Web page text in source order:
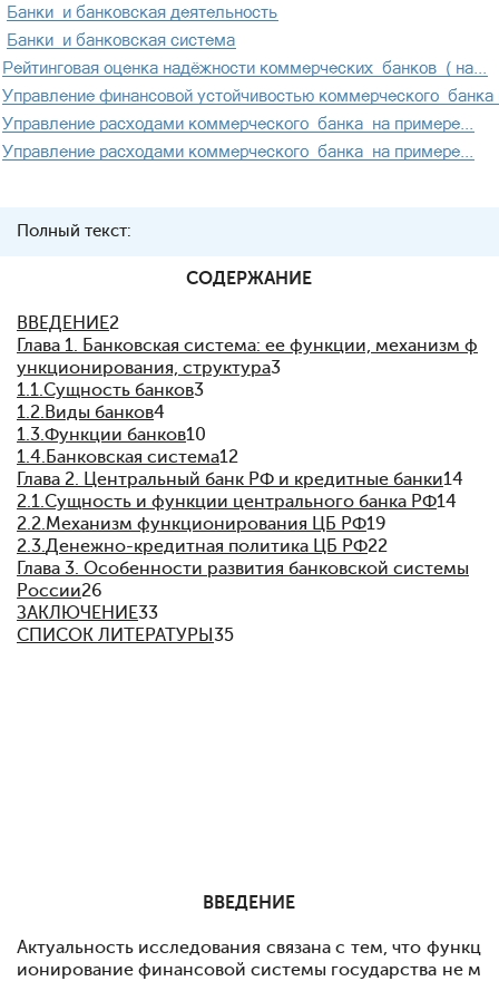
Полный текст:
СОДЕРЖАНИЕ
ВВЕДЕНИЕ2
Глава 1. Банковская система: ее функции, механизм ф
ункционирования, структура3
1.1.Сущность банков3
1.2. Виды банков4
1.3.Функции банков10
1.4. Банковская система12
Глава 2. Центральный банк РФ и кредитные банки14
2.1.Сущность и функции центрального банка РФ14
2.2.Механизм функционирования ЦБ РФ19
2.3.Денежно-кредитная политика ЦБ РФ22
Глава 3. Особенности развития банковской системы
России26
ЗАКЛЮЧЕНИЕ33
СПИСОК ЛИТЕРАТУРЫ 35
ВВЕДЕНИЕ
Актуальность исследования связана с тем, что функц
ионирование финансовой системы государства не м